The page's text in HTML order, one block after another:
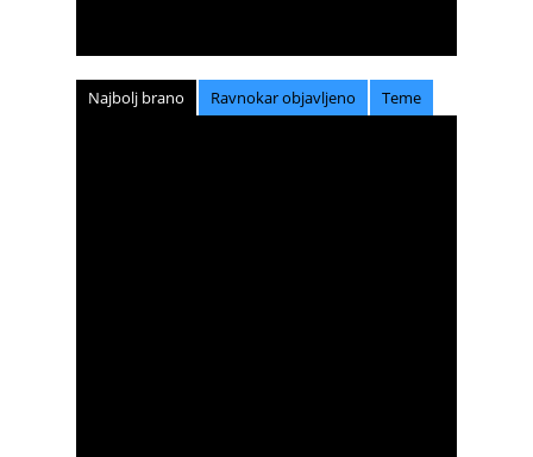
Najbolj brano Ravnokar objavljeno Teme